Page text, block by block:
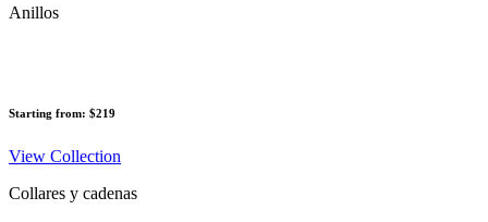
Anillos
Starting from: $219
View Collection
Collares y cadenas